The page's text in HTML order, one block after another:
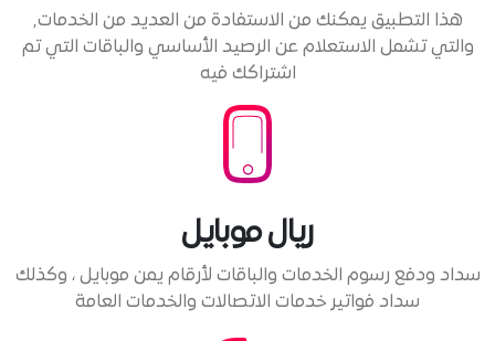
هذا التطبيق يمكنك من الاستفادة من العديد من الخدمات٫
والتي تشمل الاستعلام عن الرصيد الأساسي والباقات التي تم
اشتراكك فيه
ريال موبايل
سداد ودفع رسوم الخدمات والباقات لأرقام يمن موبايل ، وكذلك
سداد فواتير خدمات الاتصالات والخدمات العامة